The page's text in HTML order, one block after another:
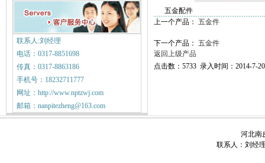
联系人:刘经理
电话：0317-8851698
传真：0317-8863186
手机号：18232711777
网址：http://www.nptzwj.com
邮箱：nanpitezheng@163.com
五金配件
上一个产品： 五金件
下一个产品： 五金件
返回上级产品
点击数：5733 录入时间：2014-7-
河北南
联系人：刘经